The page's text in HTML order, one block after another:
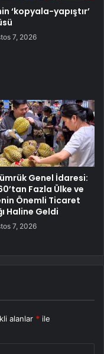
‘kopyala-yapıştır’
7, 2026
Genel İdaresi:
Fazla Ülke ve
Önemli Ticaret
Haline Geldi
7, 2026
alanlar * ile